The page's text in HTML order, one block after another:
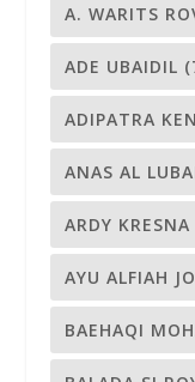
A. WARITS
ADE UBAIDIL
ADIPATRA
ANAS AL
ARDY
AYU ALFIAH
BAEHAQI